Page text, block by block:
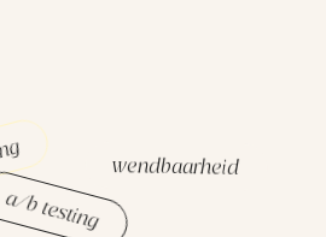
a/b testing
wendbaarheid